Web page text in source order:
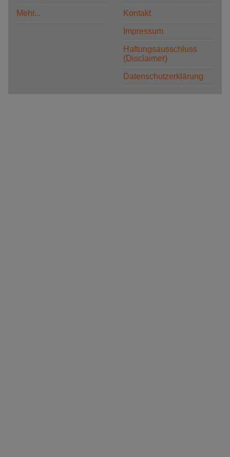
Mehr... Kontakt
Impressum
Haftungsausschluss
(Disclaimer)
Datenschutzerklärung